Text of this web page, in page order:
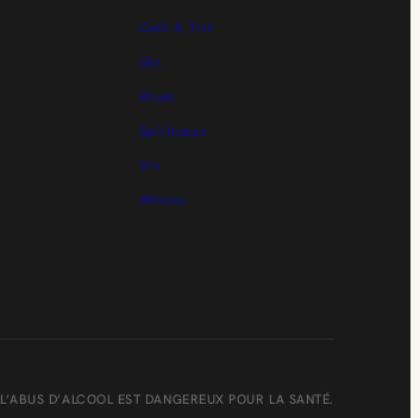
Café & Thé
Gin
Rhum
Spiritueux
Vin
Whisky
L’ABUS D’ALCOOL EST DANGEREUX POUR LA SANTÉ.